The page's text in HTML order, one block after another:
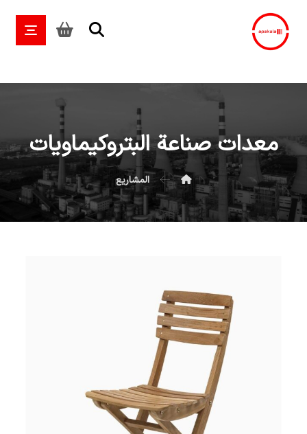
معدات صناعة البتروكيماويات
المشاریع